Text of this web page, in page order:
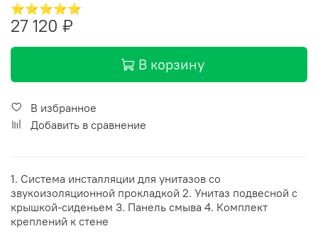
⭐⭐⭐⭐⭐
27 120 ₽
В корзину
В избранное
Добавить в сравнение
1. Система инсталляции для унитазов со
звукоизоляционной прокладкой 2. Унитаз подвесной с
крышкой-сиденьем 3. Панель смыва 4. Комплект
креплений к стене